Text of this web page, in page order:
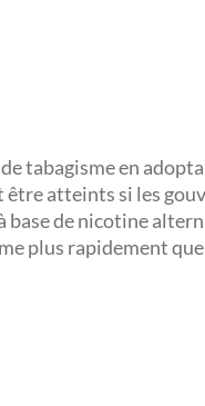
tabagisme en
être atteints si les
de nicotine
plus rapidement